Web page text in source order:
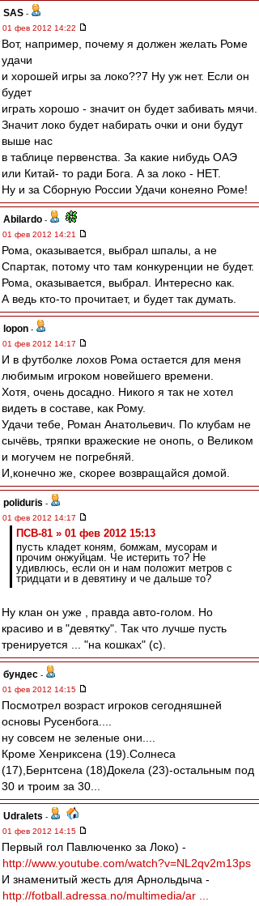
SAS -
01 фев 2012 14:22
Вот, например, почему я должен желать Роме
удачи
и хорошей игры за локо??7 Ну уж нет. Если он
будет
играть хорошо - значит он будет забивать мячи.
Значит локо будет набирать очки и они будут
выше нас
в таблице первенства. За какие нибудь ОАЭ
или Китай- то ради Бога. А за локо - НЕТ.
Ну и за Сборную России Удачи конеяно Роме!
Abilardo -
01 фев 2012 14:21
Рома, оказывается, выбрал шпалы, а не
Спартак, потому что там конкуренции не будет.
Рома, оказывается, выбрал. Интересно как.
А ведь кто-то прочитает, и будет так думать.
lopon -
01 фев 2012 14:17
И в футболке лохов Рома остается для меня
любимым игроком новейшего времени.
Хотя, очень досадно. Никого я так не хотел
видеть в составе, как Рому.
Удачи тебе, Роман Анатольевич. По клубам не
сычёвь, тряпки вражеские не онопь, о Великом
и могучем не погребняй.
И,конечно же, скорее возвращайся домой.
poliduris -
01 фев 2012 14:17
ПСВ-81 » 01 фев 2012 15:13
пусть кладет коням, бомжам, мусорам и
прочим онжуйцам. Че истерить то? Не
удивлюсь, если он и нам положит метров с
тридцати и в девятину и че дальше то?
Ну клан он уже , правда авто-голом. Но
красиво и в "девятку". Так что лучше пусть
тренируется ... "на кошках" (с).
бундес -
01 фев 2012 14:15
Посмотрел возраст игроков сегодняшней
основы Русенбога....
ну совсем не зеленые они....
Кроме Хенриксена (19).Солнеса
(17),Бернтсена (18)Докела (23)-остальным под
30 и троим за 30...
Udralets -
01 фев 2012 14:15
Первый гол Павлюченко за Локо) -
http://www.youtube.com/watch?v=NL2qv2m13ps
И знаменитый жесть для Арнольдыча -
http://fotball.adressa.no/multimedia/ar ...